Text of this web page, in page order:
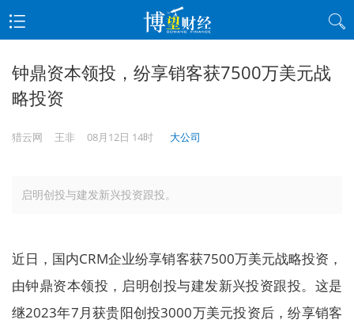
钟鼎资本领投，纷享销客获7500万美元战
略投资
猎云网 王非 08月12日 14时 大公司
启明创投与建发新兴投资跟投。
近日，国内CRM企业纷享销客获7500万美元战略投资，
由钟鼎资本领投，启明创投与建发新兴投资跟投。这是
继2023年7月获贵阳创投3000万美元投资后，纷享销客